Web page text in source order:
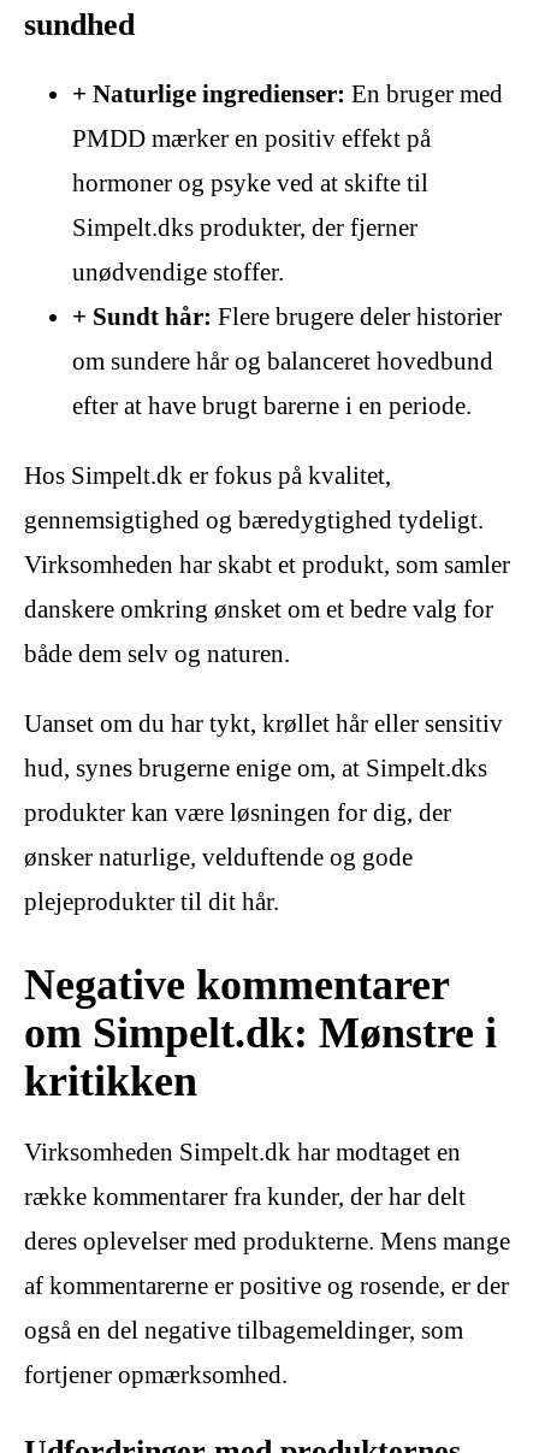
sundhed
+ Naturlige ingredienser: En bruger med
PMDD mærker en positiv effekt på
hormoner og psyke ved at skifte til
Simpelt.dks produkter, der fjerner
unødvendige stoffer.
+ Sundt hår: Flere brugere deler historier
om sundere hår og balanceret hovedbund
efter at have brugt barerne i en periode.
Hos Simpelt.dk er fokus på kvalitet,
gennemsigtighed og bæredygtighed tydeligt.
Virksomheden har skabt et produkt, som samler
danskere omkring ønsket om et bedre valg for
både dem selv og naturen.
Uanset om du har tykt, krøllet hår eller sensitiv
hud, synes brugerne enige om, at Simpelt.dks
produkter kan være løsningen for dig, der
ønsker naturlige, velduftende og gode
plejeprodukter til dit hår.
Negative kommentarer
om Simpelt.dk: Mønstre i
kritikken
Virksomheden Simpelt.dk har modtaget en
række kommentarer fra kunder, der har delt
deres oplevelser med produkterne. Mens mange
af kommentarerne er positive og rosende, er der
også en del negative tilbagemeldinger, som
fortjener opmærksomhed.